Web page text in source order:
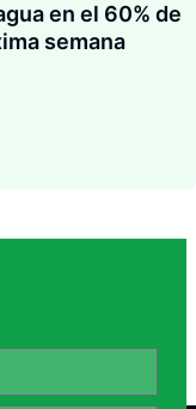
en el 60% de
semana